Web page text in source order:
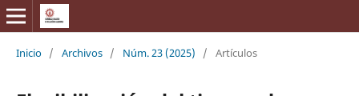
Inicio / Archivos / Núm. 23 (2025) / Artículos